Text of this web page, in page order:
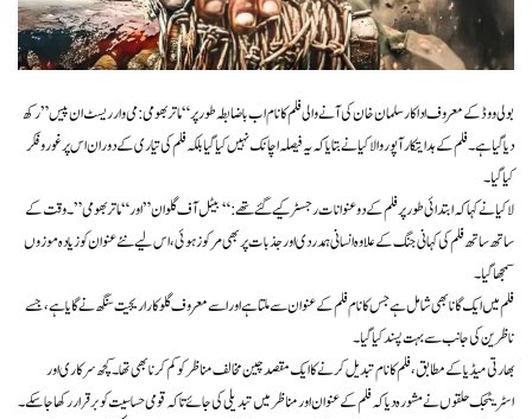
بولی ووڈ کے معروف اداکار سلمان خان کی آنے والی فلم کا نام اب باضابطہ طور پر “ماتر بھومی: می وار ریسٹ ان پیس” رکھ
دیا گیا ہے۔ فلم کے ہدایتکار آپوروا لاکیا نے بتایا کہ یہ فیصلہ اچانک نہیں کیا گیا بلکہ فلم کی تیاری کے دوران اس پر غور و فکر
کیا گیا۔
لاکیا نے کہا کہ ابتدائی طور پر فلم کے دو عنوانات رجسٹر کیے گئے تھے: “بیٹل آف گلوان” اور “ماتر بھومی”۔ وقت کے
ساتھ ساتھ فلم کی کہانی جنگ کے علاوہ انسانی ہمدردی اور جذبات پر بھی مرکوز ہوئی، اس لیے نئے عنوان کو زیادہ موزوں
سمجھا گیا۔
فلم میں ایک گانا بھی شامل ہے جس کا نام فلم کے عنوان سے ملتا ہے اور اسے معروف گلوکار اریجیت سنگھ نے گایا ہے، جسے
ناظرین کی جانب سے بہت پسند کیا گیا۔
بھارتی میڈیا کے مطابق، فلم کا نام تبدیل کرنے کا ایک مقصد چین مخالف مناظر کو کم کرنا بھی تھا۔ کچھ سرکاری اور
اسٹریٹجک حلقوں نے مشورہ دیا کہ فلم کے عنوان اور مناظر میں تبدیلی کی جائے تاکہ قومی حساسیت کو برقرار رکھا جا سکے۔